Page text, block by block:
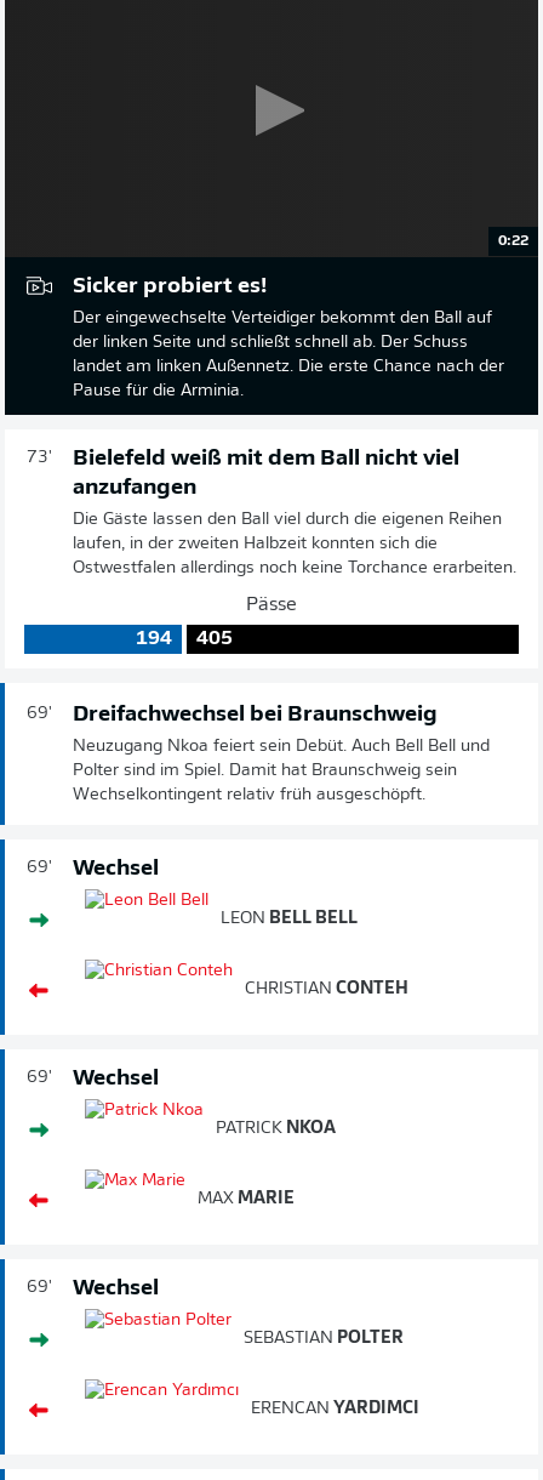
0:22
Sicker probiert es!
Der eingewechselte Verteidiger bekommt den Ball auf
der linken Seite und schließt schnell ab. Der Schuss
landet am linken Außennetz. Die erste Chance nach der
Pause für die Arminia.
73'
Bielefeld weiß mit dem Ball nicht viel
anzufangen
Die Gäste lassen den Ball viel durch die eigenen Reihen
laufen, in der zweiten Halbzeit konnten sich die
Ostwestfalen allerdings noch keine Torchance erarbeiten.
Pässe
194
405
69' Dreifachwechsel bei Braunschweig
Neuzugang Nkoa feiert sein Debüt. Auch Bell Bell und
Polter sind im Spiel. Damit hat Braunschweig sein
Wechselkontingent relativ früh ausgeschöpft.
69' Wechsel
LEON BELL BELL
CHRISTIAN CONTEH
69' Wechsel
PATRICK NKOA
MAX MARIE
69' Wechsel
SEBASTIAN POLTER
ERENCAN YARDIMCI